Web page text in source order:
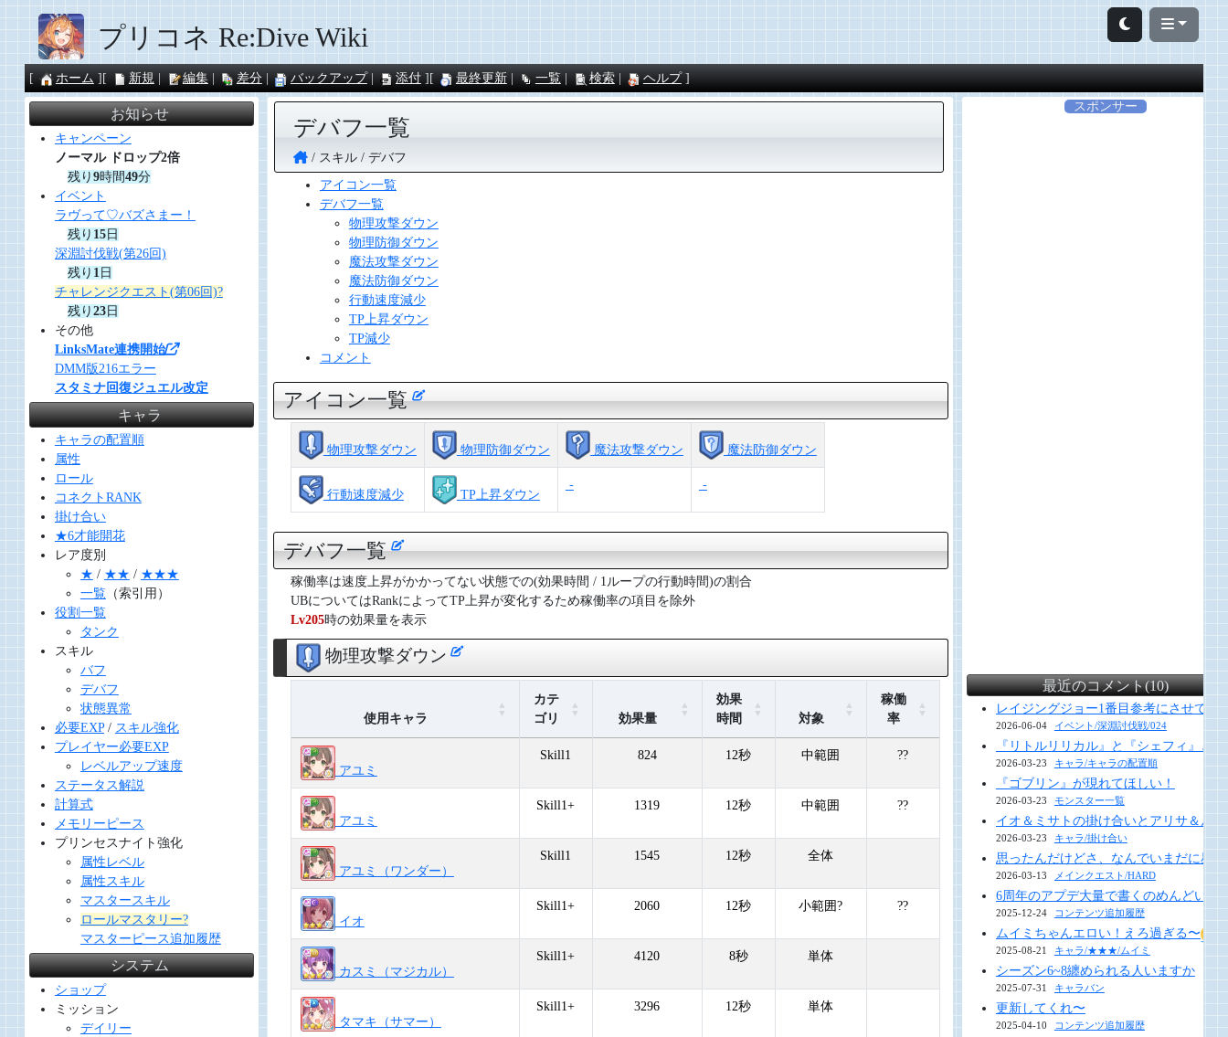
プリコネ Re:Dive Wiki
ホーム 新規 編集 差分 バックアップ 添付 最終更新 一覧 検索 ヘルプ
デバフ一覧
スキル
デバフ
アイコン一覧
デバフ一覧
物理攻撃ダウン
物理防御ダウン
魔法攻撃ダウン
魔法防御ダウン
行動速度減少
TP上昇ダウン
TP減少
コメント
アイコン一覧
物理攻撃ダウン 物理防御ダウン 魔法攻撃ダウン 魔法防御ダウン
行動速度減少 TP上昇ダウン
- -
デバフ一覧
稼働率は速度上昇がかかってない状態での(効果時間 / 1ループの行動時間)の割合
UBについてはRankによってTP上昇が変化するため稼働率の項目を除外
Lv205時の効果量を表示
物理攻撃ダウン
使用キャラ
カテ
ゴリ
効果量
効果
時間
対象
稼働
率
アユミ
Skill1 824 12秒 中範囲 ??
アユミ
Skill1+ 1319 12秒 中範囲 ??
アユミ（ワンダー）
Skill1 1545 12秒 全体
イオ
Skill1+ 2060 12秒 小範囲? ??
カスミ（マジカル）
Skill1+ 4120 8秒 単体
タマキ（サマー）
Skill1+ 3296 12秒 単体
お知らせ
キャンペーン
ノーマル ドロップ2倍
残り 9時間49分
イベント
ラヴって♡バズさまー！
残り 15日
深淵討伐戦(第26回)
残り 1日
チャレンジクエスト(第06回)?
残り 23日
その他
LinksMate連携開始
DMM版216エラー
スタミナ回復ジュエル改定
キャラ
キャラの配置順
属性
ロール
コネクトRANK
掛け合い
★6才能開花
レア度別
★ / ★★ / ★★★
一覧（索引用）
役割一覧
タンク
スキル
バフ
デバフ
状態異常
必要EXP/ スキル強化
プレイヤー必要EXP
レベルアップ速度
ステータス解説
計算式
メモリーピース
プリンセスナイト強化
属性レベル
属性スキル
マスタースキル
ロールマスタリー?
マスターピース追加履歴
システム
ショップ
ミッション
デイリー
スポンサー
最近のコメント(10)
レイジングジョー1番目参考にさせてい
2026-06-04 イベント/深淵討伐戦/024
『リトルリリカル』と『シェフィ』と
2026-03-23 キャラ/キャラの配置順
『ゴブリン』が現れてほしい！
2026-03-23 モンスター一覧
イオ＆ミサトの掛け合いとアリサ＆ル
2026-03-23 キャラ/掛け合い
思ったんだけどさ、なんでいまだに星
2026-03-13 メインクエスト/HARD
6周年のアプデ大量で書くのめんどい 今
2025-12-24 コンテンツ追加履歴
ムイミちゃんエロい！えろ過ぎる〜
2025-08-21 キャラ/★★★/ムイミ
シーズン6~8纏められる人いますか
2025-07-31 キャラバン
更新してくれ〜
2025-04-10 コンテンツ追加履歴